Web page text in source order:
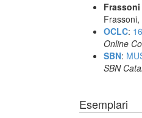
Frassoni
Frassoni,
OCLC:
Online
SBN:
SBN
Esemplari